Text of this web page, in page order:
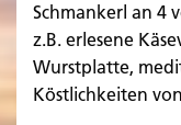
Schmankerl an 4
z.B. erlesene
Wurstplatte,
Köstlichkeiten